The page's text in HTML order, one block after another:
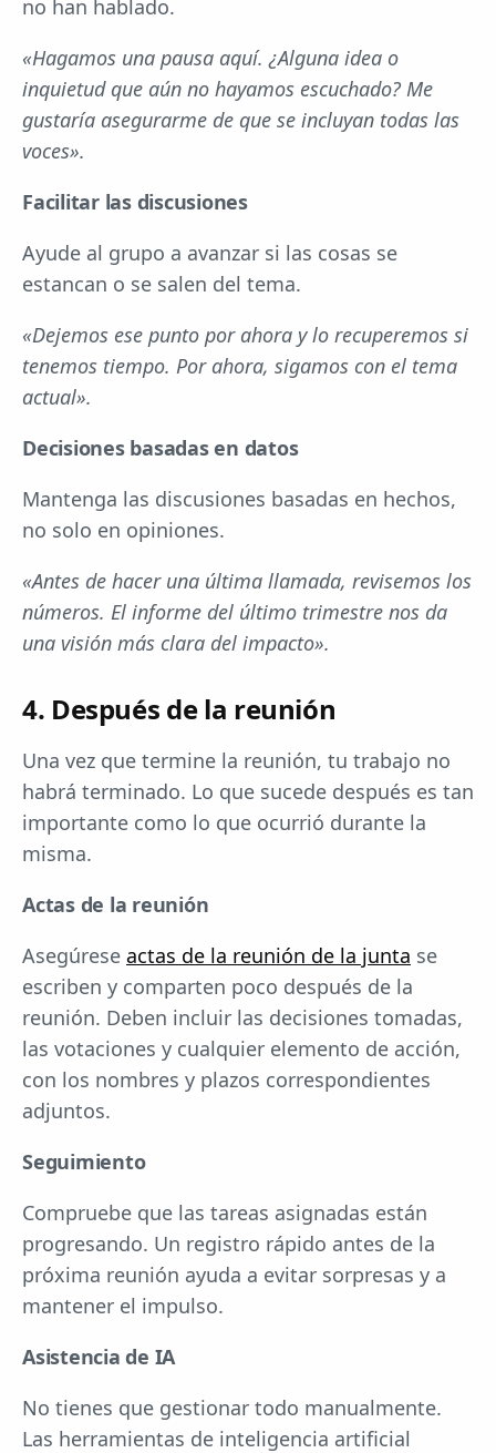
no han hablado.
«Hagamos una pausa aquí. ¿Alguna idea o
inquietud que aún no hayamos escuchado? Me
gustaría asegurarme de que se incluyan todas las
voces».
Facilitar las discusiones
Ayude al grupo a avanzar si las cosas se
estancan o se salen del tema.
«Dejemos ese punto por ahora y lo recuperemos si
tenemos tiempo. Por ahora, sigamos con el tema
actual».
Decisiones basadas en datos
Mantenga las discusiones basadas en hechos,
no solo en opiniones.
«Antes de hacer una última llamada, revisemos los
números. El informe del último trimestre nos da
una visión más clara del impacto».
4. Después de la reunión
Una vez que termine la reunión, tu trabajo no
habrá terminado. Lo que sucede después es tan
importante como lo que ocurrió durante la
misma.
Actas de la reunión
Asegúrese actas de la reunión de la junta se
escriben y comparten poco después de la
reunión. Deben incluir las decisiones tomadas,
las votaciones y cualquier elemento de acción,
con los nombres y plazos correspondientes
adjuntos.
Seguimiento
Compruebe que las tareas asignadas están
progresando. Un registro rápido antes de la
próxima reunión ayuda a evitar sorpresas y a
mantener el impulso.
Asistencia de IA
No tienes que gestionar todo manualmente.
Las herramientas de inteligencia artificial